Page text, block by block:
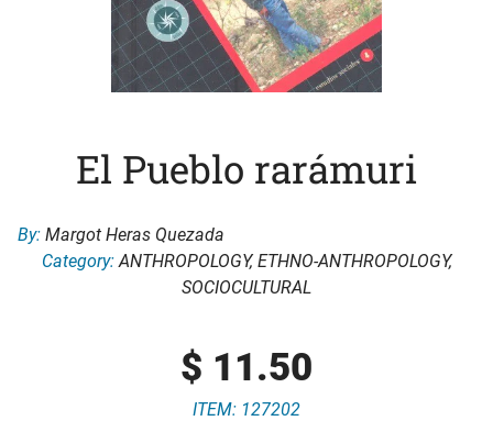
El Pueblo rarámuri
By: Margot Heras Quezada
Category: ANTHROPOLOGY,ETHNO-ANTHROPOLOGY,
SOCIOCULTURAL
$ 11.50
ITEM: 127202